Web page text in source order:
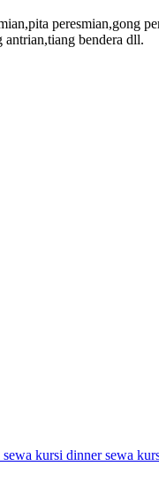
peresmian,gong
bendera dll.
sewa kursi dinnersewa